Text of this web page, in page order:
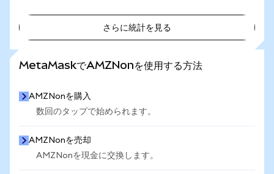
さらに統計を見る
MetaMaskでAMZNonを使用する方法
AMZNonを購入
数回のタップで始められます。
AMZNonを売却
AMZNonを現金に交換します。